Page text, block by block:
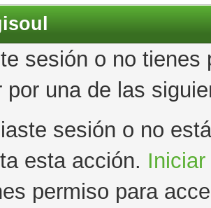
sesión o no
por una de las
sesión o no
esta acción.
permiso para